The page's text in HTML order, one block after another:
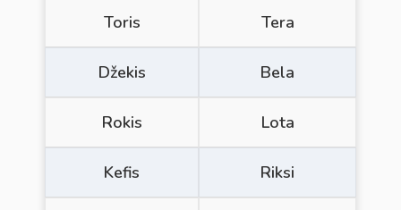
Toris Tera
Džekis Bela
Rokis Lota
Kefis Riksi